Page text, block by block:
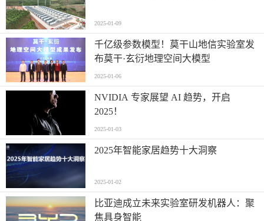
2025-01-09
千亿级参数模型！莫干山地信实验室发
布莫干·玄衍地理空间大模型
2025-01-06
NVIDIA 专家展望 AI 趋势，开启
2025！
2025-01-03
2025年智能家居趋势十大洞察
2025-01-02
比亚迪成立未来实验室研发机器人：聚
焦具身智能